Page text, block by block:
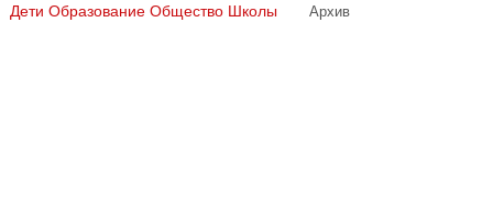
Дети Образование Общество Школы Архив